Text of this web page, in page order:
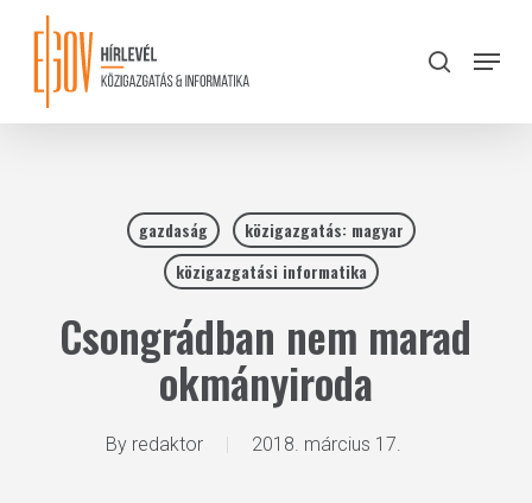
content
search
Menu
gazdaság
közigazgatás: magyar
közigazgatási informatika
Csongrádban nem marad
okmányiroda
By redaktor 2018. március 17.
Close